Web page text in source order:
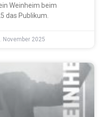
Weinheim beim
das Publikum.
November 2025